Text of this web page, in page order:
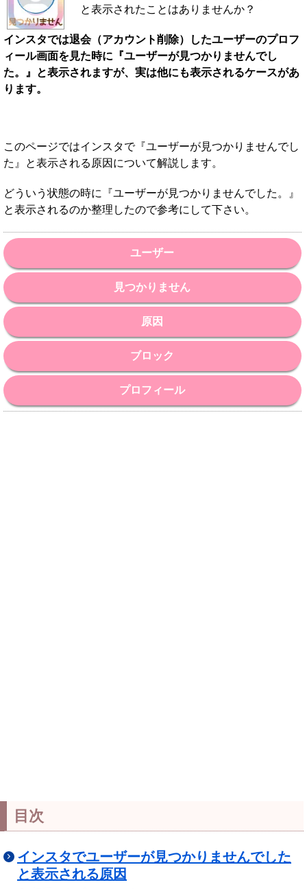
と表示されたことはありませんか？
インスタでは退会（アカウント削除）したユーザーのプロフ
ィール画面を見た時に『ユーザーが見つかりませんでし
た。』と表示されますが、実は他にも表示されるケースがあ
ります。
このページではインスタで『ユーザーが見つかりませんでし
た』と表示される原因について解説します。
どういう状態の時に『ユーザーが見つかりませんでした。』
と表示されるのか整理したので参考にして下さい。
ユーザー
見つかりません
原因
ブロック
プロフィール
目次
インスタでユーザーが見つかりませんでした
と表示される原因